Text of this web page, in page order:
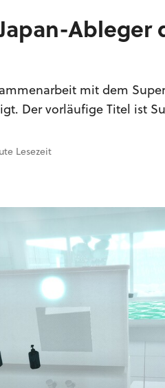
mit dem
Der vorläufige Titel ist
Lesezeit